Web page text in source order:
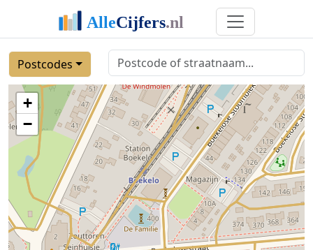
Postcodes
+
−